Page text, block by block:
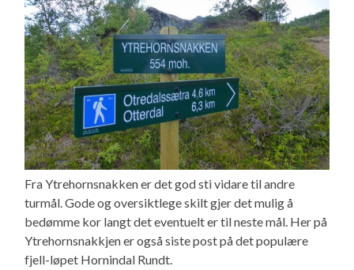
Fra Ytrehornsnakken er det god sti vidare til andre
turmål. Gode og oversiktlege skilt gjer det mulig å
bedømme kor langt det eventuelt er til neste mål. Her på
Ytrehornsnakkjen er også siste post på det populære
fjell-løpet Hornindal Rundt.